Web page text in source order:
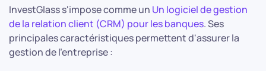
InvestGlass s'impose comme un Un logiciel de gestion
de la relation client (CRM) pour les banques. Ses
principales caractéristiques permettent d'assurer la
gestion de l'entreprise :